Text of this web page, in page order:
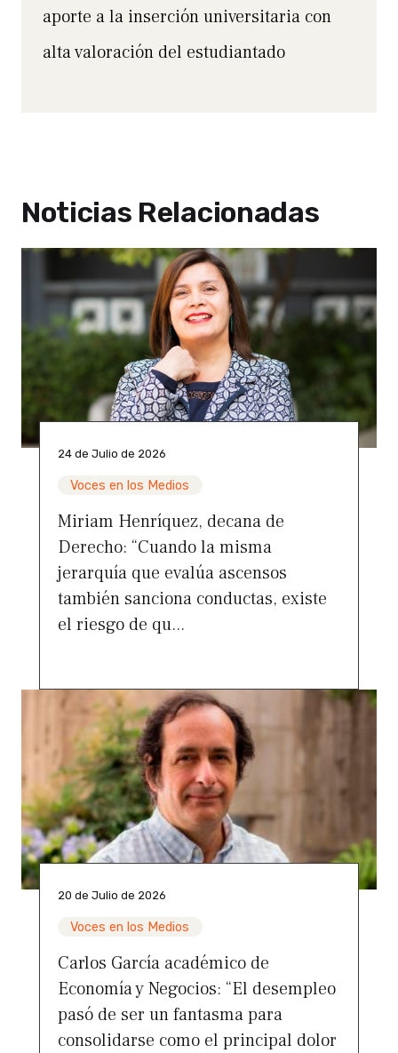
aporte a la inserción universitaria con
alta valoración del estudiantado
Noticias Relacionadas
24 de Julio de 2026
Voces en los Medios
Miriam Henríquez, decana de
Derecho: “Cuando la misma
jerarquía que evalúa ascensos
también sanciona conductas, existe
el riesgo de qu...
20 de Julio de 2026
Voces en los Medios
Carlos García académico de
Economía y Negocios: “El desempleo
pasó de ser un fantasma para
consolidarse como el principal dolor